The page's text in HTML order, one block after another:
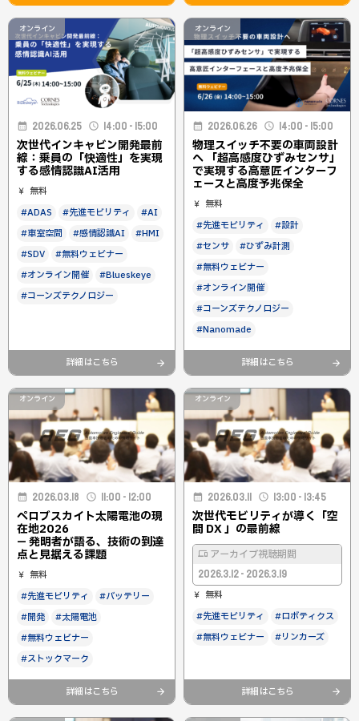
オンライン
2026.06.25 14:00 - 15:00
次世代インキャビン開発最前
線：乗員の「快適性」を実現
する感情認識AI活用
無料
#ADAS #先進モビリティ
#AI
#車室空間
#感情認識AI
#HMI
#SDV
#無料ウェビナー
#オンライン開催
#Blueskeye
#コーンズテクノロジー
詳細はこちら
オンライン
2026.06.26 14:00 - 15:00
物理スイッチ不要の車両設計
へ 「超高感度ひずみセンサ」
で実現する高意匠インターフ
ェースと高度予兆保全
無料
#先進モビリティ
#設計
#センサ
#ひずみ計測
#無料ウェビナー
#オンライン開催
#コーンズテクノロジー
#Nanomade
詳細はこちら
オンライン
2026.03.18 11:00 - 12:00
ペロブスカイト太陽電池の現
在地2026
— 発明者が語る、技術の到達
点と見据える課題
無料
#先進モビリティ
#バッテリー
#開発
#太陽電池
#無料ウェビナー
#ストックマーク
詳細はこちら
オンライン
2026.03.11 13:00 - 13:45
次世代モビリティが導く「空
間 DX 」の最前線
アーカイブ視聴期間
2026.3.12 - 2026.3.19
無料
#先進モビリティ
#ロボティクス
#無料ウェビナー
#リンカーズ
詳細はこちら